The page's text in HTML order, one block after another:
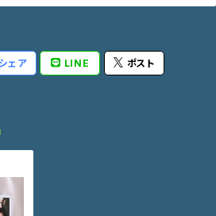
シェア LINE ポスト